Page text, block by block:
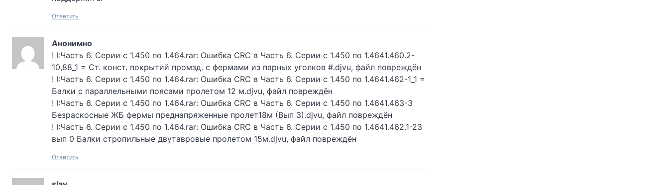
Ответить
Анонимно
! I:Часть 6. Серии с 1.450 по 1.464.rar: Ошибка CRC в Часть 6. Серии с 1.450 по 1.4641.460.2-
10,88_1 = Ст. конст. покрытий промзд. с фермами из парных уголков #.djvu, файл повреждён
! I:Часть 6. Серии с 1.450 по 1.464.rar: Ошибка CRC в Часть 6. Серии с 1.450 по 1.4641.462-1_1 =
Балки с параллельными поясами пролетом 12 м.djvu, файл повреждён
! I:Часть 6. Серии с 1.450 по 1.464.rar: Ошибка CRC в Часть 6. Серии с 1.450 по 1.4641.463-3
Безраскосные ЖБ фермы преднапряженные пролет18м (Вып 3).djvu, файл повреждён
! I:Часть 6. Серии с 1.450 по 1.464.rar: Ошибка CRC в Часть 6. Серии с 1.450 по 1.4641.462.1-23
вып 0 Балки стропильные двутавровые пролетом 15м.djvu, файл повреждён
Ответить